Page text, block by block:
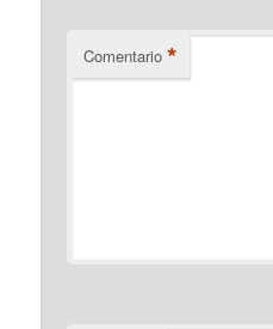
Comentario *